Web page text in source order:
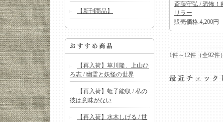
【新刊商品】
【再入荷】草川隆、上山ひ
ろ志 / 幽霊と妖怪の世界
【再入荷】蛭子能収 / 私の
彼は意味がない
【再入荷】水木しげる / 世
斎藤守弘 / 恐怖！
リラー
販売価格:4,200円
1件～12件（全92